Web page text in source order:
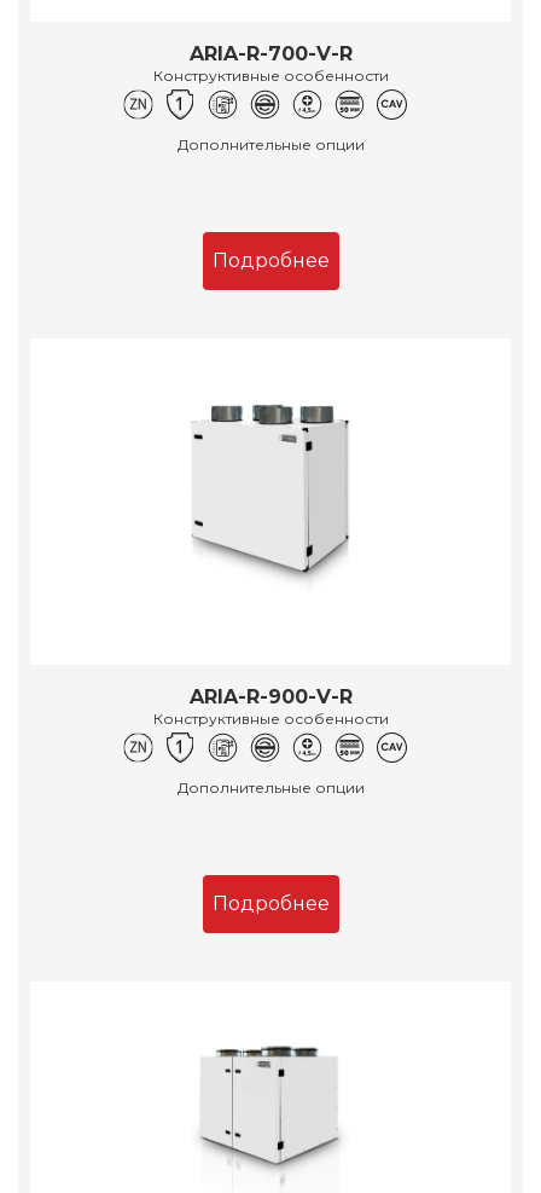
ARIA-R-700-V-R
Конструктивные особенности
Дополнительные опции
Подробнее
ARIA-R-900-V-R
Конструктивные особенности
Дополнительные опции
Подробнее